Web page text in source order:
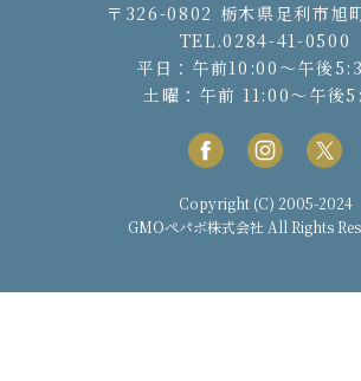
〒326-0802 栃木県足利市旭
TEL.0284-41-0500
平日：午前10:00〜午後
土曜：午前 11:00〜午後
Copyright (C) 2005-2024
GMOペパボ株式会社 All Rights